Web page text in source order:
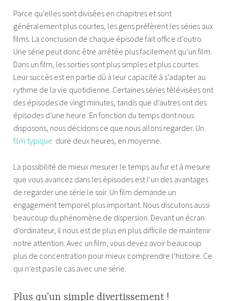
Parce qu’elles sont divisées en chapitres et sont
généralement plus courtes, les gens préfèrent les séries aux
films. La conclusion de chaque épisode fait office d’outro.
Une série peut donc être arrêtée plus facilement qu’un film.
Dans un film, les sorties sont plus simples et plus courtes.
Leur succès est en partie dû à leur capacité à s’adapter au
rythme de la vie quotidienne. Certaines séries télévisées ont
des épisodes de vingt minutes, tandis que d’autres ont des
épisodes d’une heure. En fonction du temps dont nous
disposons, nous décidons ce que nous allons regarder. Un
film typique dure deux heures, en moyenne.
La possibilité de mieux mesurer le temps au fur et à mesure
que vous avancez dans les épisodes est l’un des avantages
de regarder une série le soir. Un film demande un
engagement temporel plus important. Nous discutons aussi
beaucoup du phénomène de dispersion. Devant un écran
d’ordinateur, il nous est de plus en plus difficile de maintenir
notre attention. Avec un film, vous devez avoir beaucoup
plus de concentration pour mieux comprendre l’histoire. Ce
qui n’est pas le cas avec une série.
Plus qu’un simple divertissement !